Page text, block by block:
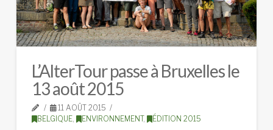
L’AlterTour passe à Bruxelles le
13 août 2015
11 AOÛT 2015
BELGIQUE, ENVIRONNEMENT, ÉDITION 2015